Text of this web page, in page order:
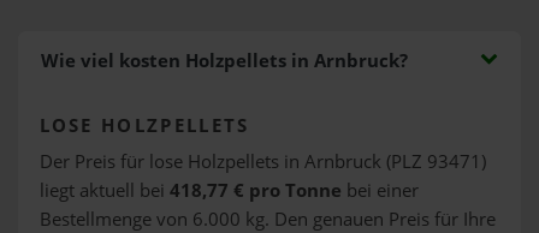
Wie viel kosten Holzpellets in Arnbruck?
LOSE HOLZPELLETS
Der Preis für lose Holzpellets in Arnbruck (PLZ 93471)
liegt aktuell bei 418,77 € pro Tonne bei einer
Bestellmenge von 6.000 kg. Den genauen Preis für Ihre